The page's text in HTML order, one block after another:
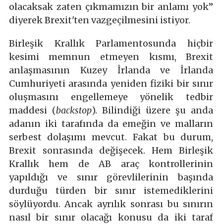
olacaksak zaten çıkmamızın bir anlamı yok”
diyerek Brexit'ten vazgeçilmesini istiyor.
Birleşik Krallık Parlamentosunda hiçbir
kesimi memnun etmeyen kısmı, Brexit
anlaşmasının Kuzey İrlanda ve İrlanda
Cumhuriyeti arasında yeniden fiziki bir sınır
oluşmasını engellemeye yönelik tedbir
maddesi (backstop). Bilindiği üzere şu anda
adanın iki tarafında da emeğin ve malların
serbest dolaşımı mevcut. Fakat bu durum,
Brexit sonrasında değişecek. Hem Birleşik
Krallık hem de AB araç kontrollerinin
yapıldığı ve sınır görevlilerinin başında
durduğu türden bir sınır istemediklerini
söylüyordu. Ancak ayrılık sonrası bu sınırın
nasıl bir sınır olacağı konusu da iki taraf